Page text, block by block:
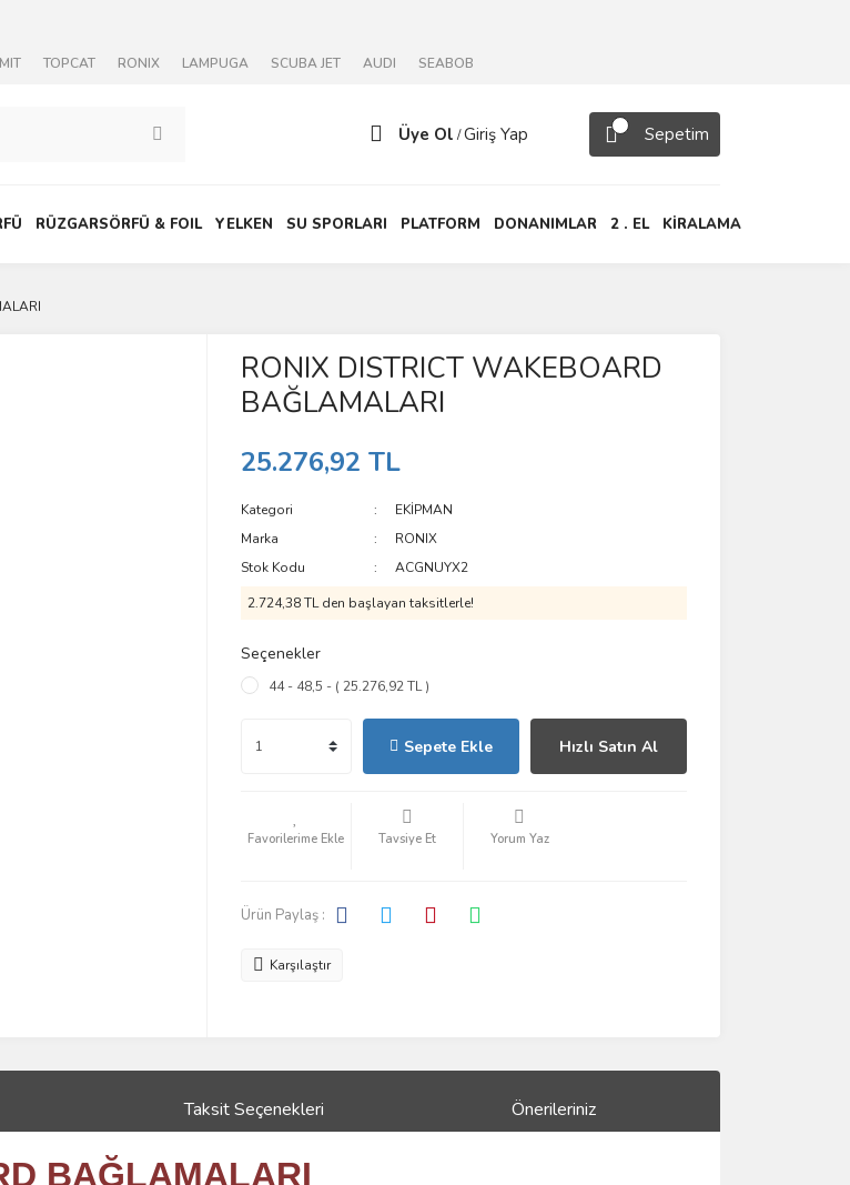
TOPCAT RONIX LAMPUGA SCUBA JET AUDI SEABOB
Üye Ol /Giriş Yap Sepetim
RÜZGARSÖRFÜ & FOIL YELKEN SU SPORLARI PLATFORM DONANIMLAR 2 . EL KİRALAMA
RONIX DISTRICT WAKEBOARD
BAĞLAMALARI
25.276,92 TL
Kategori
EKİPMAN
Marka
RONIX
Stok Kodu
ACGNUYX2
2.724,38 TL den başlayan taksitlerle!
Seçenekler
44 - 48,5 - ( 25.276,92 TL )
Sepete Ekle Hızlı Satın Al
Tavsiye Et Yorum Yaz
Ürün Paylaş :
Karşılaştır
Taksit Seçenekleri Önerileriniz
BAĞLAMALARI